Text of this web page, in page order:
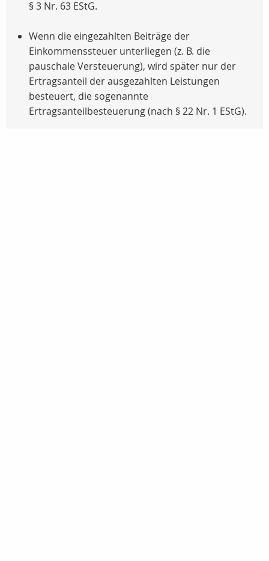
§ 3 Nr. 63 EStG.
Wenn die eingezahlten Beiträge der
Einkommenssteuer unterliegen (z. B. die
pauschale Versteuerung), wird später nur der
Ertragsanteil der ausgezahlten Leistungen
besteuert, die sogenannte
Ertragsanteilbesteuerung (nach § 22 Nr. 1 EStG).